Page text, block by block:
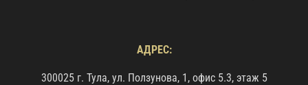
АДРЕС:
300025 г. Тула, ул. Ползунова, 1, офис 5.3, этаж 5